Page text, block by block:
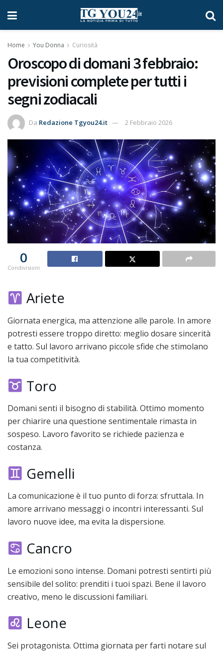
Home You Donna Curiosità
Oroscopo di domani 3 febbraio:
previsioni complete per tutti i
segni zodiacali
Da Redazione Tgyou24.it 2 Febbraio 2026
0
Condivisioni
Ariete
Giornata energica, ma attenzione alle parole. In amore
potresti essere troppo diretto: meglio dosare sincerità
e tatto. Sul lavoro arrivano piccole sfide che stimolano
la tua competitività.
Toro
Domani senti il bisogno di stabilità. Ottimo momento
per chiarire una questione sentimentale rimasta in
sospeso. Lavoro favorito se richiede pazienza e
costanza.
Gemelli
La comunicazione è il tuo punto di forza: sfruttala. In
amore arrivano messaggi o incontri interessanti. Sul
lavoro nuove idee, ma evita la dispersione.
Cancro
Le emozioni sono intense. Domani potresti sentirti più
sensibile del solito: prenditi i tuoi spazi. Bene il lavoro
creativo, meno le discussioni familiari.
Leone
Sei protagonista. Ottima giornata per farti notare sul